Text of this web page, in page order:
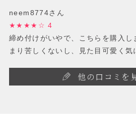
neem8774さん
★★★★☆ 4
締め付けがいやで、こちらを購入し
まり苦しくないし、見た目可愛く気
他の口コミを